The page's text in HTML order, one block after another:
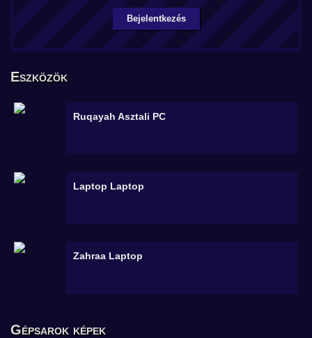
Bejelentkezés
Eszközök
Ruqayah Asztali PC
Laptop Laptop
Zahraa Laptop
Gépsarok képek